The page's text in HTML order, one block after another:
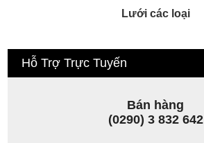
Lưới các loại
Hỗ Trợ Trực Tuyến
Bán hàng
(0290) 3 832 642